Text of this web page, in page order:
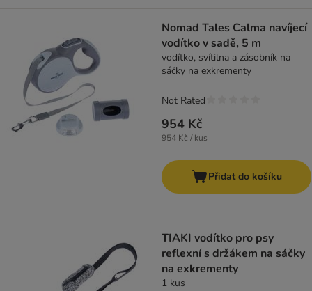
Nomad Tales Calma navíjecí
vodítko v sadě, 5 m
vodítko, svítilna a zásobník na
sáčky na exkrementy
954 Kč
954 Kč / kus
Not Rated
Přidat do košíku
TIAKI vodítko pro psy
reflexní s držákem na sáčky
na exkrementy
1 kus